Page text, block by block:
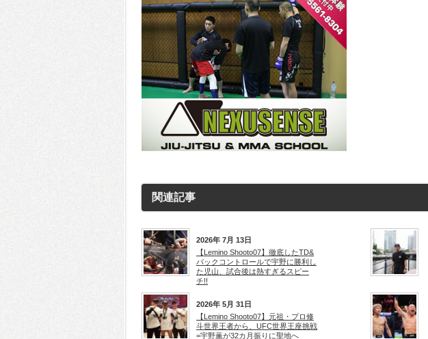
関連記事
2026年 7月 13日
【Lemino Shooto07】徹底したTD&
バックコントロールで宇野に勝利し
た児山、試合後は熱すぎるスピー
チ!!
2026年 5月 31日
【Lemino Shooto07】元祖・プロ修
斗世界王者から、UFC世界王座挑戦
=宇野薫が32カ月振りに聖地へ